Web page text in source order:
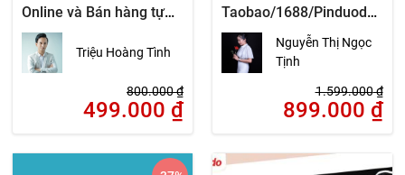
Online và Bán hàng tự
động trên Internet
Triệu Hoàng Tình
800.000₫
499.000 ₫
Taobao/1688/Pinduodu
o_Không cần biết tiếng
Trung
Nguyễn Thị Ngọc
Tịnh
1.599.000₫
899.000 ₫